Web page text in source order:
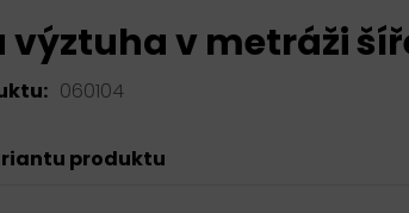
výztuha v metráži
060104
produktu